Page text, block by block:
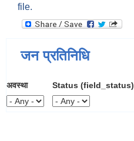
file.
जन प्रतिनिधि
अवस्था Status (field_status)